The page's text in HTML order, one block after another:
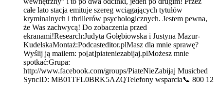
całe lato stacja emituje szereg wciągających tytułów
kryminalnych i thrillerów psychologicznych. Jestem pewna,
że Was zachwycą! Do zobaczenia przed
ekranami!Research:Judyta Gołębiowska i Justyna Mazur-
KudelskaMontaż:Podcasteditor.plMasz dla mnie sprawę?
Wyślij ją mailem: po[at]piateniezabijaj.plMożesz mnie
spotkać:Grupa:
http://www.facebook.com/groups/PiateNieZabijaj Musicbed
SyncID: MB01TFL0BRK5AZQTelefony wsparcia📞 800 12